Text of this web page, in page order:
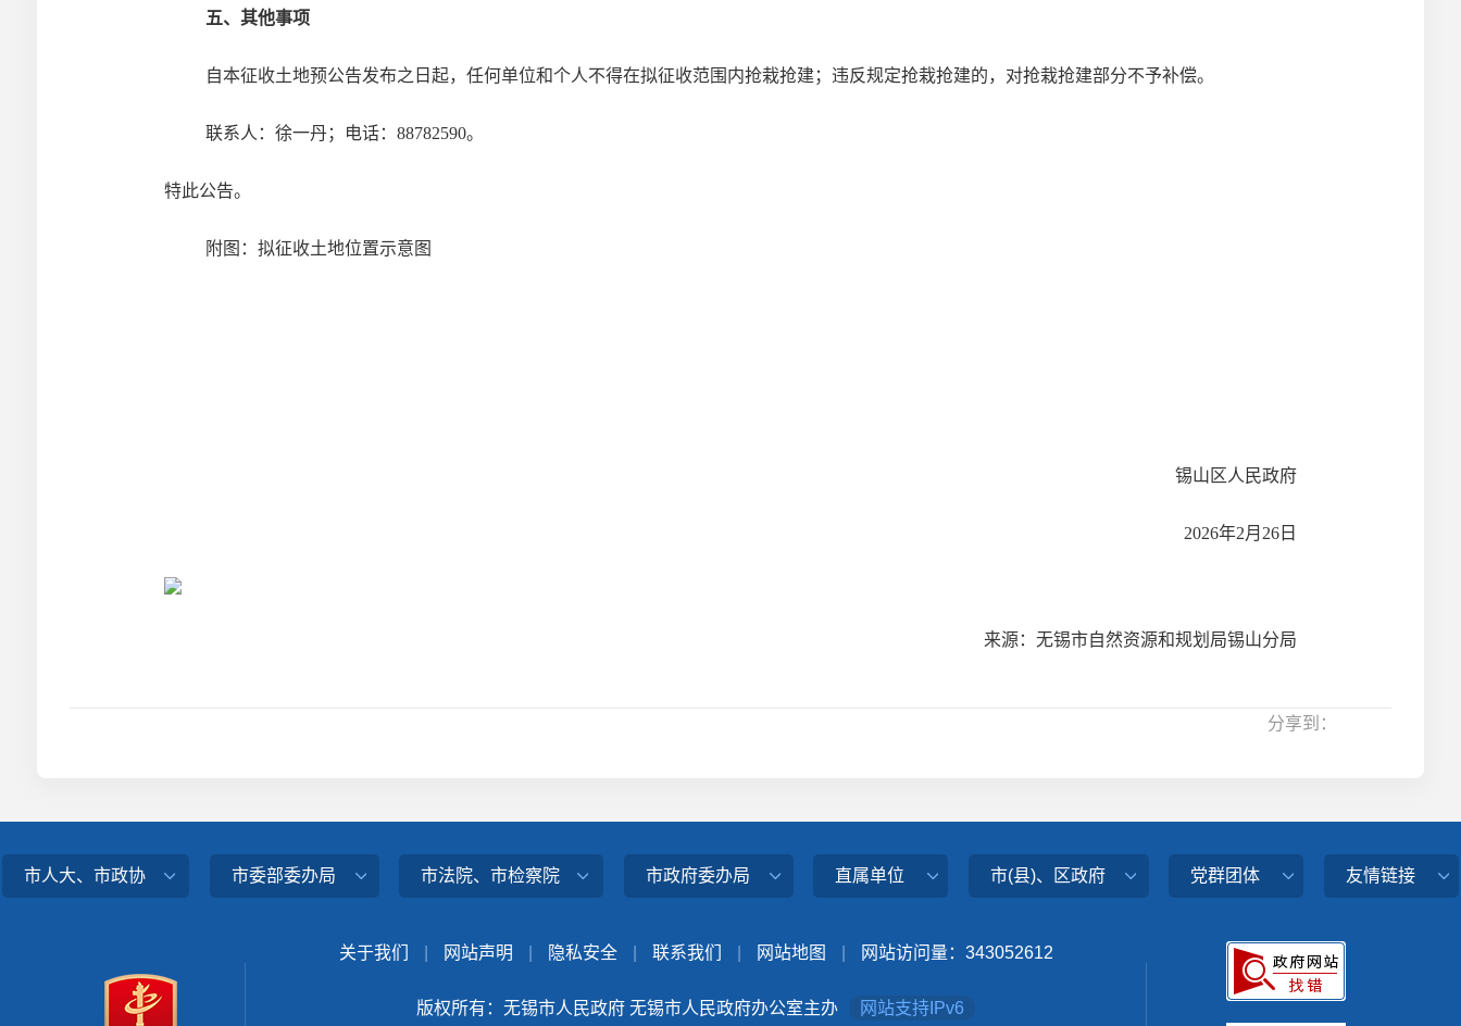
五、其他事项
自本征收土地预公告发布之日起，任何单位和个人不得在拟征收范围内抢栽抢建；违反规定抢栽抢建的，对抢栽抢建部分不予补偿。
联系人： 徐一丹；电话： 88782590。
特此公告。
附图：拟征收土地位置示意图
锡山区人民政府
2026年2月 26日
来源：无锡市自然资源和规划局锡山分局
分享到：
市人大、市政协 市委部委办局 市法院、市检察院 市政府委办局 直属单位 市(县)、区政府 党群团体 友情链接
关于我们 网站声明 隐私安全 联系我们 网站地图 网站访问量： 343052612
版权所有：无锡市人民政府 无锡市人民政府办公室主办 网站支持IPv6